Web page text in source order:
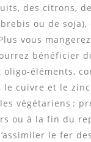
des citrons, de
ou de soja),
vous
bénéficier
éléments,
le cuivre et le
végétariens :
ou à la fin du
le fer